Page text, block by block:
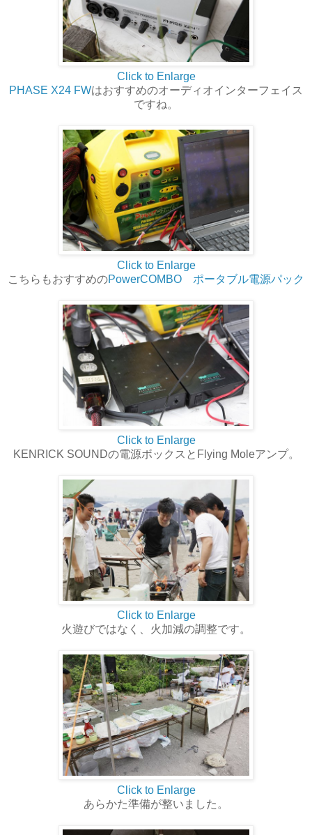
Click to Enlarge
PHASE X24 FWはおすすめのオーディオインターフェイス
ですね。
Click to Enlarge
こちらもおすすめのPowerCOMBO ポータブル電源パック
Click to Enlarge
KENRICK SOUNDの電源ボックスとFlying Moleアンプ。
Click to Enlarge
火遊びではなく、火加減の調整です。
Click to Enlarge
あらかた準備が整いました。